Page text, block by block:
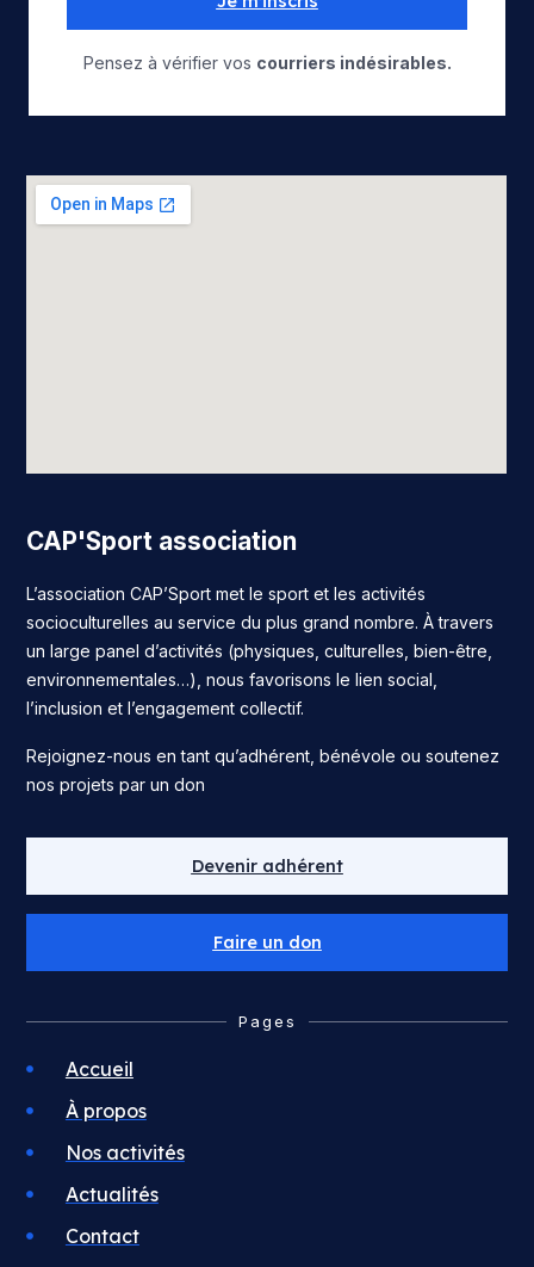
Pensez à vérifier vos courriers indésirables.
CAP'Sport association
L’association CAP’Sport met le sport et les activités
socioculturelles au service du plus grand nombre. À travers
un large panel d’activités (physiques, culturelles, bien-être,
environnementales…), nous favorisons le lien social,
l’inclusion et l’engagement collectif.
Rejoignez-nous en tant qu’adhérent, bénévole ou soutenez
nos projets par un don
Devenir adhérent
Faire un don
Pages
Accueil
À propos
Nos activités
Actualités
Contact